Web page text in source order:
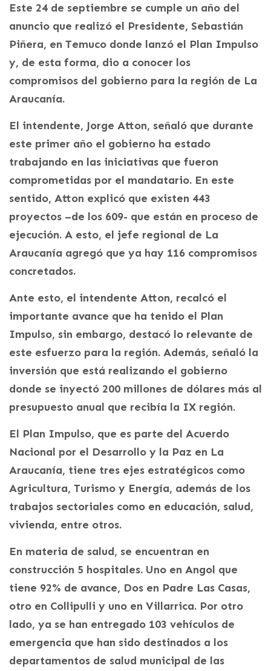
Este 24 de septiembre se cumple un año del
anuncio que realizó el Presidente, Sebastián
Piñera, en Temuco donde lanzó el Plan Impulso
y, de esta forma, dio a conocer los
compromisos del gobierno para la región de La
Araucanía.
El intendente, Jorge Atton, señaló que durante
este primer año el gobierno ha estado
trabajando en las iniciativas que fueron
comprometidas por el mandatario. En este
sentido, Atton explicó que existen 443
proyectos –de los 609- que están en proceso de
ejecución. A esto, el jefe regional de La
Araucanía agregó que ya hay 116 compromisos
concretados.
Ante esto, el intendente Atton, recalcó el
importante avance que ha tenido el Plan
Impulso, sin embargo, destacó lo relevante de
este esfuerzo para la región. Además, señaló la
inversión que está realizando el gobierno
donde se inyectó 200 millones de dólares más al
presupuesto anual que recibía la IX región.
El Plan Impulso, que es parte del Acuerdo
Nacional por el Desarrollo y la Paz en La
Araucanía, tiene tres ejes estratégicos como
Agricultura, Turismo y Energía, además de los
trabajos sectoriales como en educación, salud,
vivienda, entre otros.
En materia de salud, se encuentran en
construcción 5 hospitales. Uno en Angol que
tiene 92% de avance, Dos en Padre Las Casas,
otro en Collipulli y uno en Villarrica. Por otro
lado, ya se han entregado 103 vehículos de
emergencia que han sido destinados a los
departamentos de salud municipal de las